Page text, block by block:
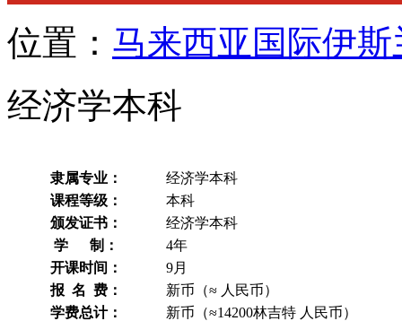
位置： 马来西亚国际伊斯
经济学本科
隶属专业：
经济学本科
课程等级：
本科
颁发证书：
经济学本科
学 制：
4年
开课时间：
9月
报 名 费：
新币 （≈ 人民币）
学费总计：
新币 （≈14200林吉特 人民币）